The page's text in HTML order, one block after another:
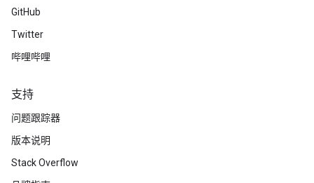
GitHub
Twitter
哔哩哔哩
支持
问题跟踪器
版本说明
Stack Overflow